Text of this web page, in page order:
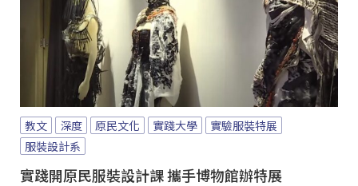
教文 深度 原民文化 實踐大學
實驗服裝特展
服裝設計系
實踐開原民服裝設計課 攜手博物館辦特展